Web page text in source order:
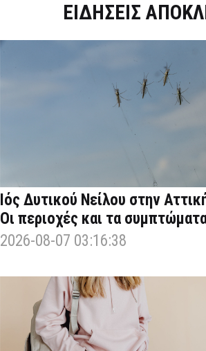
ΕΙΔΗΣΕΙΣ
Ιός Δυτικού Νείλου στην
Οι περιοχές και τα
2026-08-07 03:16:38